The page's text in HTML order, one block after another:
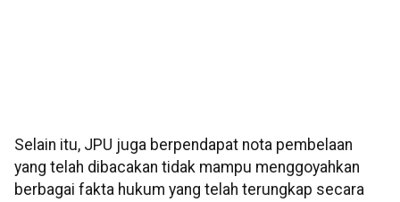
Selain itu, JPU juga berpendapat nota pembelaan
yang telah dibacakan tidak mampu menggoyahkan
berbagai fakta hukum yang telah terungkap secara